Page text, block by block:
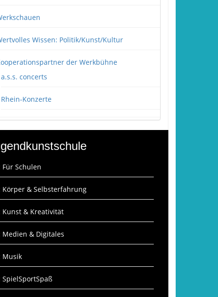
Wissen: Politik/Kunst/Kultur
der Werkbühne
a.s.s. concerts
Rhein-Konzerte
Für Schulen
Körper & Selbsterfahrung
Kunst & Kreativität
Medien & Digitales
Musik
SpielSportSpaß